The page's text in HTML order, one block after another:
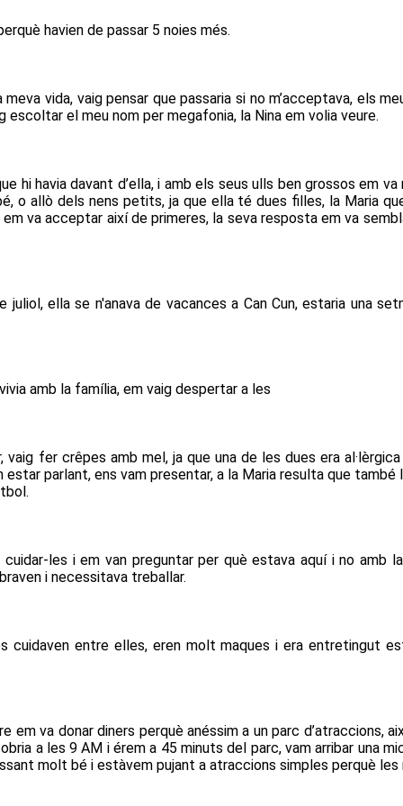
havien de passar 5 noies més.
vida, vaig pensar que passaria si no m’acceptava, els
el meu nom per megafonia, la Nina em volia veure.
hi havia davant d’ella, i amb els seus ulls ben grossos em
o allò dels nens petits, ja que ella té dues filles, la Maria
va acceptar així de primeres, la seva resposta em va
ella se n'anava de vacances a Can Cun, estaria una
amb la família, em vaig despertar a les
vaig fer crêpes amb mel, ja que una de les dues era
parlant, ens vam presentar, a la Maria resulta que també
les i em van preguntar per què estava aquí i no amb
i necessitava treballar.
cuidaven entre elles, eren molt maques i era entretingut
em va donar diners perquè anéssim a un parc d’atraccions,
a les 9 AM i érem a 45 minuts del parc, vam arribar una
molt bé i estàvem pujant a atraccions simples perquè les